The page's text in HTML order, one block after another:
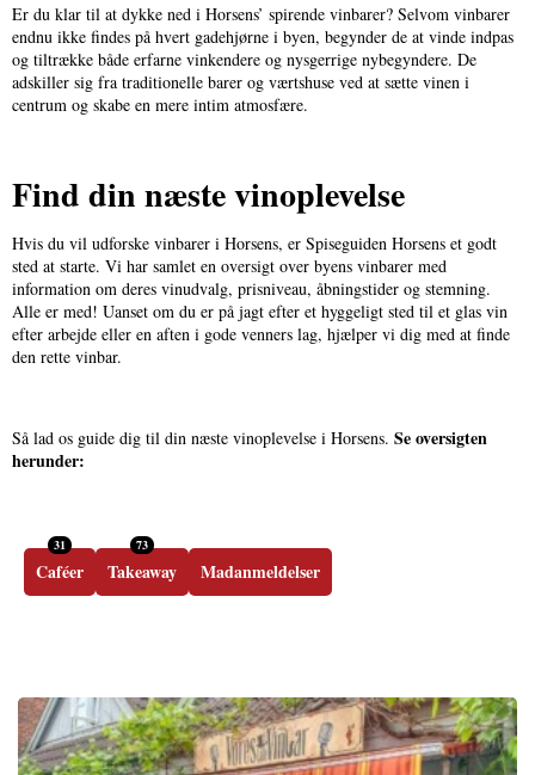
Er du klar til at dykke ned i Horsens’ spirende vinbarer? Selvom vinbarer
endnu ikke findes på hvert gadehjørne i byen, begynder de at vinde indpas
og tiltrække både erfarne vinkendere og nysgerrige nybegyndere. De
adskiller sig fra traditionelle barer og værtshuse ved at sætte vinen i
centrum og skabe en mere intim atmosfære.
Find din næste vinoplevelse
Hvis du vil udforske vinbarer i Horsens, er Spiseguiden Horsens et godt
sted at starte. Vi har samlet en oversigt over byens vinbarer med
information om deres vinudvalg, prisniveau, åbningstider og stemning.
Alle er med! Uanset om du er på jagt efter et hyggeligt sted til et glas vin
efter arbejde eller en aften i gode venners lag, hjælper vi dig med at finde
den rette vinbar.
Så lad os guide dig til din næste vinoplevelse i Horsens. Se oversigten
herunder:
Caféer
31
Takeaway
73
Madanmeldelser